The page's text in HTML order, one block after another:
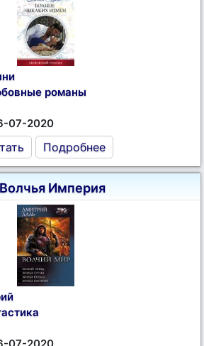
романы
07-2020
Подробнее
Волчья Империя